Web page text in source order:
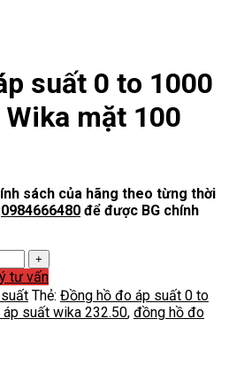
suất 0 to 1000
mặt 100
sách của hãng theo từng thời
0984666480 để được BG chính
tư vấn
Thẻ: Đồng hồ đo áp suất 0 to
suất wika 232.50, đồng hồ đo